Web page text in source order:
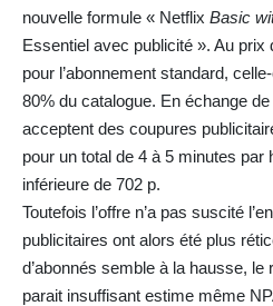
nouvelle formule « Netflix Basic
Essentiel avec publicité ». Au prix
pour l’abonnement standard,
80% du catalogue. En échange
acceptent des coupures
pour un total de 4 à 5 minutes par
inférieure de 702 p.
Toutefois l’offre n’a pas suscité
publicitaires ont alors été plus
d’abonnés semble à la hausse,
parait insuffisant estime même